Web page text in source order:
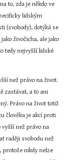
to, zda je někdo ve
lidským
(svobody), dotýká se
tedy nejvyšší lidské
než právo na život.
zastávat, a to ani
Právo na život totiž
člověka je akcí proti
vyšší než právo na
raději svobodu než
protože nikdy nelze